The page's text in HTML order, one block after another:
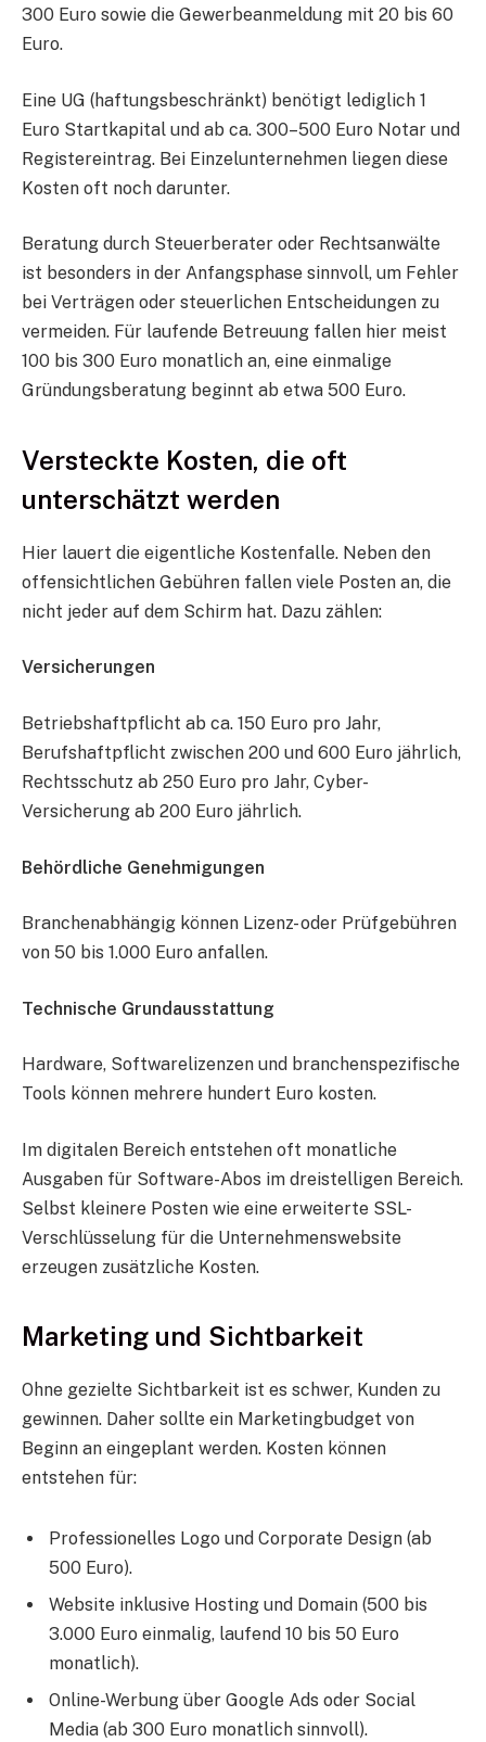
300 Euro sowie die Gewerbeanmeldung mit 20 bis 60
Euro.
Eine UG (haftungsbeschränkt) benötigt lediglich 1
Euro Startkapital und ab ca. 300–500 Euro Notar und
Registereintrag. Bei Einzelunternehmen liegen diese
Kosten oft noch darunter.
Beratung durch Steuerberater oder Rechtsanwälte
ist besonders in der Anfangsphase sinnvoll, um Fehler
bei Verträgen oder steuerlichen Entscheidungen zu
vermeiden. Für laufende Betreuung fallen hier meist
100 bis 300 Euro monatlich an, eine einmalige
Gründungsberatung beginnt ab etwa 500 Euro.
Versteckte Kosten, die oft
unterschätzt werden
Hier lauert die eigentliche Kostenfalle. Neben den
offensichtlichen Gebühren fallen viele Posten an, die
nicht jeder auf dem Schirm hat. Dazu zählen:
Versicherungen
Betriebshaftpflicht ab ca. 150 Euro pro Jahr,
Berufshaftpflicht zwischen 200 und 600 Euro jährlich,
Rechtsschutz ab 250 Euro pro Jahr, Cyber-
Versicherung ab 200 Euro jährlich.
Behördliche Genehmigungen
Branchenabhängig können Lizenz- oder Prüfgebühren
von 50 bis 1.000 Euro anfallen.
Technische Grundausstattung
Hardware, Softwarelizenzen und branchenspezifische
Tools können mehrere hundert Euro kosten.
Im digitalen Bereich entstehen oft monatliche
Ausgaben für Software-Abos im dreistelligen Bereich.
Selbst kleinere Posten wie eine erweiterte SSL-
Verschlüsselung für die Unternehmenswebsite
erzeugen zusätzliche Kosten.
Marketing und Sichtbarkeit
Ohne gezielte Sichtbarkeit ist es schwer, Kunden zu
gewinnen. Daher sollte ein Marketingbudget von
Beginn an eingeplant werden. Kosten können
entstehen für:
Professionelles Logo und Corporate Design (ab
500 Euro).
Website inklusive Hosting und Domain (500 bis
3.000 Euro einmalig, laufend 10 bis 50 Euro
monatlich).
Online-Werbung über Google Ads oder Social
Media (ab 300 Euro monatlich sinnvoll).